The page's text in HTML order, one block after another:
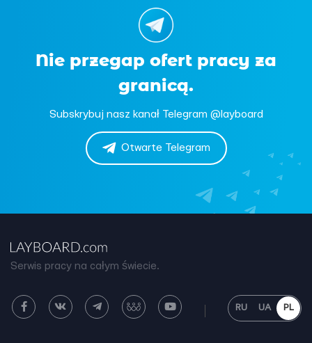
Nie przegap ofert pracy za
granicą.
Subskrybuj nasz kanał Telegram @layboard
Otwarte Telegram
Serwis pracy na całym świecie.
RU UA PL